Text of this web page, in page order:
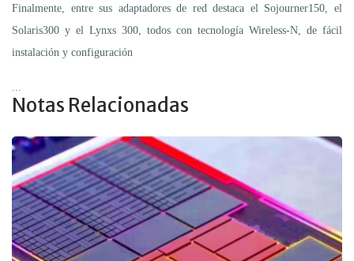
Finalmente, entre sus adaptadores de red destaca el Sojourner150, el
Solaris300 y el Lynxs 300, todos con tecnología Wireless-N, de fácil
instalación y configuración
Notas Relacionadas